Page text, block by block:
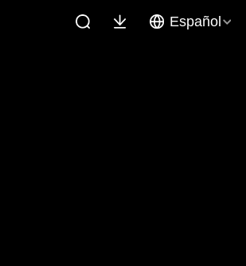
Español